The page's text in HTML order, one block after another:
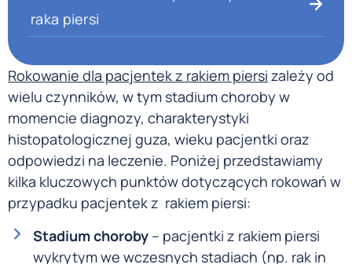
raka piersi
Rokowanie dla pacjentek z rakiem piersi zależy od
wielu czynników, w tym stadium choroby w
momencie diagnozy, charakterystyki
histopatologicznej guza, wieku pacjentki oraz
odpowiedzi na leczenie. Poniżej przedstawiamy
kilka kluczowych punktów dotyczących rokowań w
przypadku pacjentek z rakiem piersi:
Stadium choroby – pacjentki z rakiem piersi
wykrytym we wczesnych stadiach (np. rak in